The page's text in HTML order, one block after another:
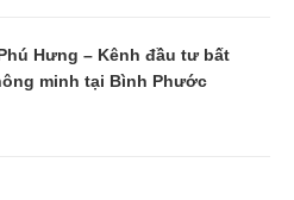
Hưng – Kênh đầu tư bất
minh tại Bình Phước